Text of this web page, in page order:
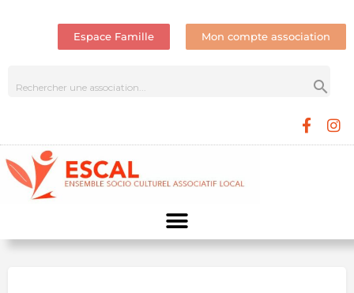
Espace Famille Mon compte association